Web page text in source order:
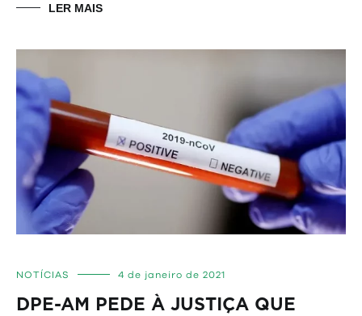
LER MAIS
NOTÍCIAS 4 de janeiro de 2021
DPE-AM PEDE À JUSTIÇA QUE